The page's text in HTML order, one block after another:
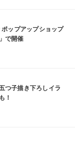
ップアップショップ
で開催
つ子描き下ろしイラ
！